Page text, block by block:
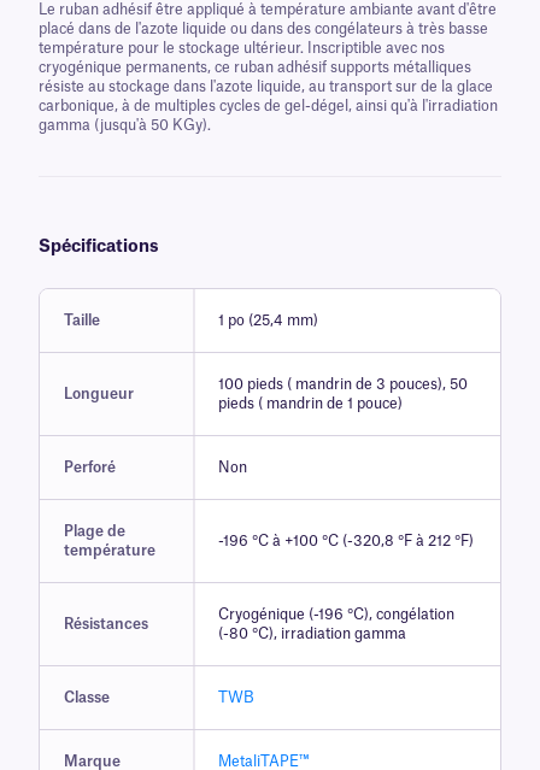
Le ruban adhésif être appliqué à température ambiante avant d'être
placé dans de l'azote liquide ou dans des congélateurs à très basse
température pour le stockage ultérieur. Inscriptible avec nos
cryogénique permanents, ce ruban adhésif supports métalliques
résiste au stockage dans l'azote liquide, au transport sur de la glace
carbonique, à de multiples cycles de gel-dégel, ainsi qu'à l'irradiation
gamma (jusqu'à 50 KGy).
Spécifications
Taille 1 po (25,4 mm)
Longueur
100 pieds ( mandrin de 3 pouces), 50
pieds ( mandrin de 1 pouce)
Perforé Non
Plage de
température
-196 °C à +100 °C (-320,8 °F à 212 °F)
Résistances
Cryogénique (-196 °C), congélation
(-80 °C), irradiation gamma
Classe TWB
Marque MetaliTAPE™